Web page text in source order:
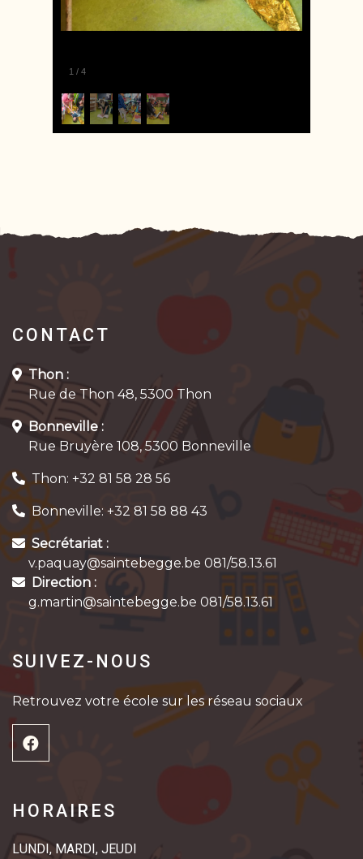
1 / 4
CONTACT
Thon :
Rue de Thon 48, 5300 Thon
Bonneville :
Rue Bruyère 108, 5300 Bonneville
Thon: +32 81 58 28 56
Bonneville: +32 81 58 88 43
Secrétariat :
v.paquay@saintebegge.be 081/58.13.61
Direction :
g.martin@saintebegge.be 081/58.13.61
SUIVEZ-NOUS
Retrouvez votre école sur les réseau sociaux
HORAIRES
LUNDI, MARDI, JEUDI